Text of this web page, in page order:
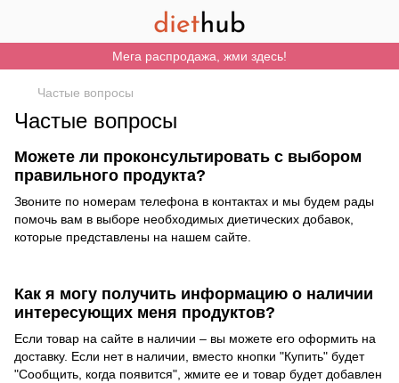
Мега распродажа, жми здесь!
Частые вопросы
Частые вопросы
Можете ли проконсультировать с выбором
правильного продукта?
Звоните по номерам телефона в контактах и мы будем рады
помочь вам в выборе необходимых диетических добавок,
которые представлены на нашем сайте.
Как я могу получить информацию о наличии
интересующих меня продуктов?
Если товар на сайте в наличии – вы можете его оформить на
доставку. Если нет в наличии, вместо кнопки "Купить" будет
"Сообщить, когда появится", жмите ее и товар будет добавлен